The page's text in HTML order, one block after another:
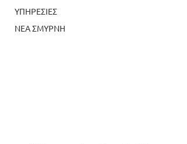
ΥΠΗΡΕΣΙΕΣ
ΝΕΑ ΣΜΥΡΝΗ